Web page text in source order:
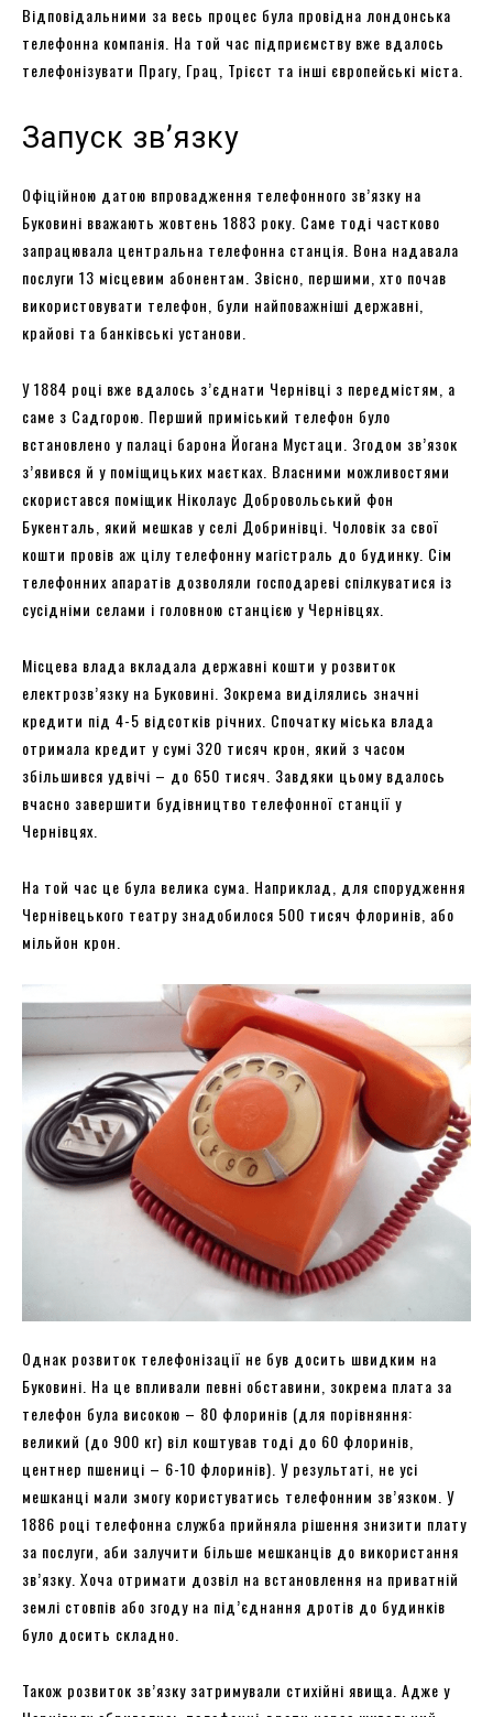
Відповідальними за весь процес була провідна лондонська
телефонна компанія. На той час підприємству вже вдалось
телефонізувати Прагу, Грац, Трієст та інші європейські міста.
Запуск зв’язку
Офіційною датою впровадження телефонного зв’язку на
Буковині вважають жовтень 1883 року. Саме тоді частково
запрацювала центральна телефонна станція. Вона надавала
послуги 13 місцевим абонентам. Звісно, першими, хто почав
використовувати телефон, були найповажніші державні,
крайові та банківські установи.
У 1884 році вже вдалось з’єднати Чернівці з передмістям, а
саме з Садгорою. Перший приміський телефон було
встановлено у палаці барона Йогана Мустаци. Згодом зв’язок
з’явився й у поміщицьких маєтках. Власними можливостями
скористався поміщик Ніколаус Добровольський фон
Букенталь, який мешкав у селі Добринівці. Чоловік за свої
кошти провів аж цілу телефонну магістраль до будинку. Сім
телефонних апаратів дозволяли господареві спілкуватися із
сусідніми селами і головною станцією у Чернівцях.
Місцева влада вкладала державні кошти у розвиток
електрозв’язку на Буковині. Зокрема виділялись значні
кредити під 4-5 відсотків річних. Спочатку міська влада
отримала кредит у сумі 320 тисяч крон, який з часом
збільшився удвічі – до 650 тисяч. Завдяки цьому вдалось
вчасно завершити будівництво телефонної станції у
Чернівцях.
На той час це була велика сума. Наприклад, для спорудження
Чернівецького театру знадобилося 500 тисяч флоринів, або
мільйон крон.
Однак розвиток телефонізації не був досить швидким на
Буковині. На це впливали певні обставини, зокрема плата за
телефон була високою – 80 флоринів (для порівняння:
великий (до 900 кг) віл коштував тоді до 60 флоринів,
центнер пшениці – 6-10 флоринів). У результаті, не усі
мешканці мали змогу користуватись телефонним зв’язком. У
1886 році телефонна служба прийняла рішення знизити плату
за послуги, аби залучити більше мешканців до використання
зв’язку. Хоча отримати дозвіл на встановлення на приватній
землі стовпів або згоду на під’єднання дротів до будинків
було досить складно.
Також розвиток зв’язку затримували стихійні явища. Адже у